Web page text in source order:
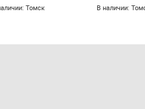
Томск В наличии: